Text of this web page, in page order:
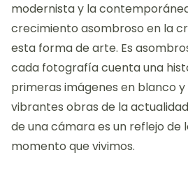
modernista y la
crecimiento asombroso en la
esta forma de arte. Es
cada fotografía cuenta una
primeras imágenes en blanco
vibrantes obras de la
de una cámara es un reflejo de
momento que vivimos.